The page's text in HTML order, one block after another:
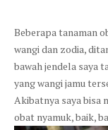
Beberapa tanaman
wangi dan zodia,
bawah jendela saya
yang wangi jamu
Akibatnya saya bisa
obat nyamuk, baik,